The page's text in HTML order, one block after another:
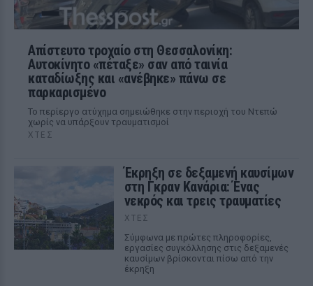
Απίστευτο τροχαίο στη Θεσσαλονίκη:
Αυτοκίνητο «πέταξε» σαν από ταινία
καταδίωξης και «ανέβηκε» πάνω σε
παρκαρισμένο
Το περίεργο ατύχημα σημειώθηκε στην περιοχή του Ντεπώ
χωρίς να υπάρξουν τραυματισμοί
ΧΤΕΣ
Έκρηξη σε δεξαμενή καυσίμων
στη Γκραν Κανάρια: Ένας
νεκρός και τρεις τραυματίες
ΧΤΕΣ
Σύμφωνα με πρώτες πληροφορίες,
εργασίες συγκόλλησης στις δεξαμενές
καυσίμων βρίσκονται πίσω από την
έκρηξη